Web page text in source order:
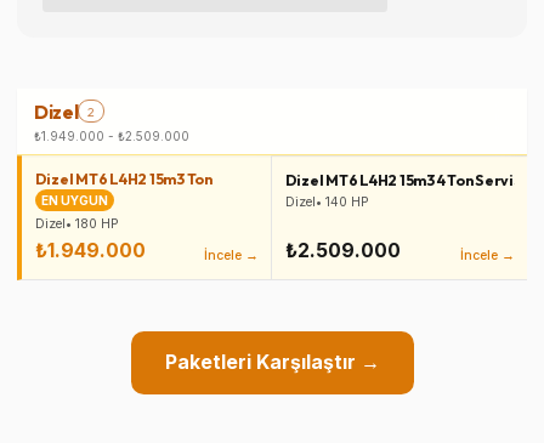
Dizel 2
₺1.949.000 - ₺2.509.000
Dizel MT6 L4H2 15m3 Ton
EN UYGUN
Dizel• 180 HP
₺1.949.000 İncele →
Dizel MT6 L4H2 15m3 4 Ton Servis
Dizel • 140 HP
₺2.509.000 İncele →
Paketleri Karşılaştır →